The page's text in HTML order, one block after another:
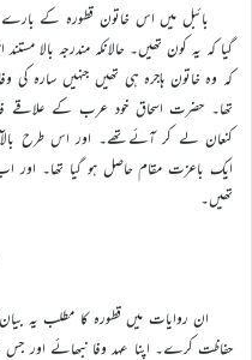
بائبل میں اس خاتون قطورہ کے بارے
گیا کہ یہ کون تھیں۔ حالانکہ مندرجہ بالا
کہ وہ خاتون ہاجرہ ہی تھیں جنہیں سارہ
تھا۔ حضرت اسحاق خود عرب کے علاقے
کنعان لے کر آئےتھے۔ اور اس طرح
ایک باعزت مقام حاصل ہو گیا تھا۔ اور
تھیں۔
ان روایات میں قطورہ کا مطلب یہ
حفاظت کرے۔ اپنا عہد وفا نبھائے اور جس